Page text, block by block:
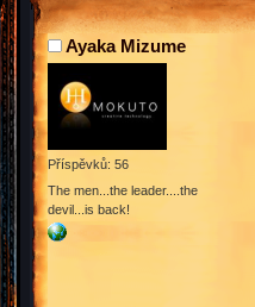
Ayaka Mizume
Příspěvků: 56
The men...the leader....the
devil...is back!